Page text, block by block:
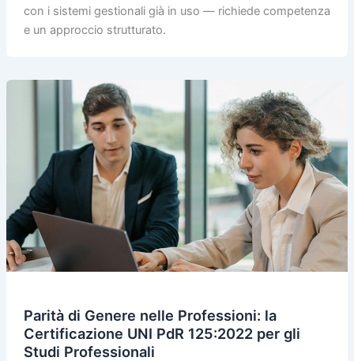
con i sistemi gestionali già in uso — richiede competenza
e un approccio strutturato.
Parità di Genere nelle Professioni: la
Certificazione UNI PdR 125:2022 per gli
Studi Professionali